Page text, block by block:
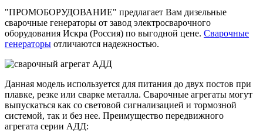
"ПРОМОБОРУДОВАНИЕ" предлагает Вам дизельные
сварочные генераторы от завод электросварочного
оборудования Искра (Россия) по выгодной цене. Сварочные
генераторы отличаются надежностью.
Данная модель используется для питания до двух постов при
плавке, резке или сварке металла. Сварочные агрегаты могут
выпускаться как со световой сигнализацией и тормозной
системой, так и без нее. Преимущество передвижного
агрегата серии АДД: